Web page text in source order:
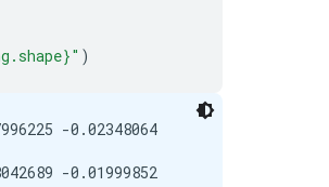
)
-0.02348064
-0.01999852